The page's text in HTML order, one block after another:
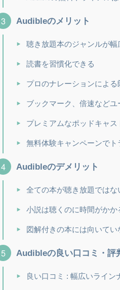
Audibleのメリット
聴き放題本のジャンルが幅
読書を習慣化できる
プロのナレーションによ
ブックマーク、倍速など
プレミアムなポッドキャス
無料体験キャンペーンでト
Audibleのデメリット
全ての本が聴き放題ではな
小説は聴くのに時間がかか
図解付きの本には向いてい
Audibleの良い口コミ・評
良い口コミ : 幅広いライン